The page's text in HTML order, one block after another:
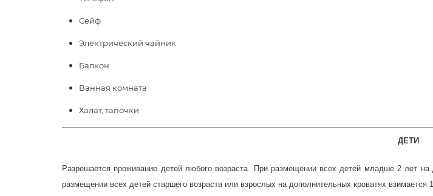
Сейф
Электрический чайник
Балкон
Ванная комната
Халат, тапочки
ДЕТИ
Разрешается проживание детей любого возраста. При размещении всех детей младше 2 лет на
размещении всех детей старшего возраста или взрослых на дополнительных кроватях взимается